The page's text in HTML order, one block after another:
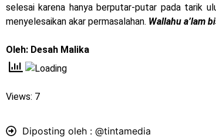
selesai karena hanya berputar-putar pada tarik
menyelesaikan akar permasalahan. Wallahu a’lam
Oleh: Desah Malika
Views: 7
Diposting oleh : @tintamedia